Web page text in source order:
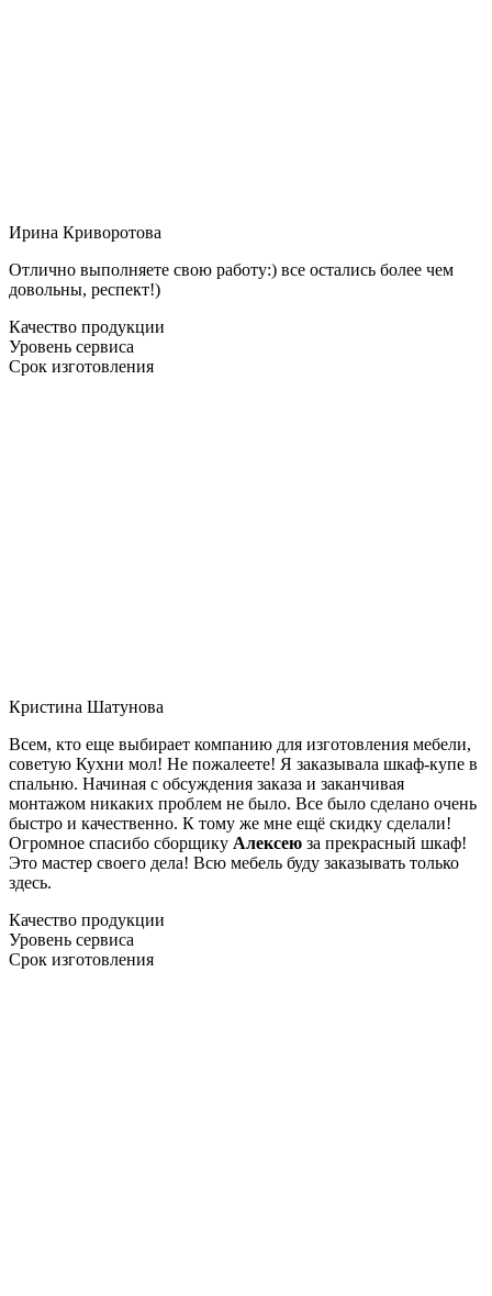
Ирина Криворотова
Отлично выполняете свою работу:) все остались более чем
довольны, респект!)
Качество продукции
Уровень сервиса
Срок изготовления
Кристина Шатунова
Всем, кто еще выбирает компанию для изготовления мебели,
советую Кухни мол! Не пожалеете! Я заказывала шкаф-купе в
спальню. Начиная с обсуждения заказа и заканчивая
монтажом никаких проблем не было. Все было сделано очень
быстро и качественно. К тому же мне ещё скидку сделали!
Огромное спасибо сборщику Алексею за прекрасный шкаф!
Это мастер своего дела! Всю мебель буду заказывать только
здесь.
Качество продукции
Уровень сервиса
Срок изготовления